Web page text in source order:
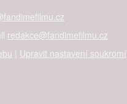
redakce@fandimefilmu.cz
| Upravit nastavení soukromí